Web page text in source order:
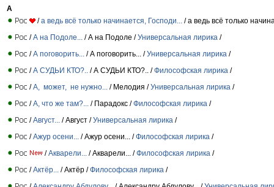
А
/а ведь всё только начинается, Господи...
/ а ведь всё только
/А на Подоле... / А на Подоле /Универсальная лирика /
/А поговорить... / А поговорить... /Универсальная лирика /
/А СУДЬИ КТО?.. / А СУДЬИ КТО?.. /Философская лирика /
/А, может, не нужно... / Мелодия /Универсальная лирика /
/А, что же там?... / Парадокс /Философская лирика /
/Август... / Август /Универсальная лирика /
/Ажур осени... / Ажур осени... /Философская лирика /
/Акварели... / Акварели... /Философская лирика /
/Актёр... / Актёр /Философская лирика /